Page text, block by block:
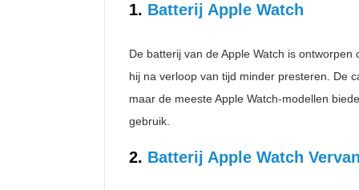
1. Batterij Apple Watch
De batterij van de Apple Watch is
hij na verloop van tijd minder presteren. De
maar de meeste Apple Watch-modellen
gebruik.
2. Batterij Apple Watch